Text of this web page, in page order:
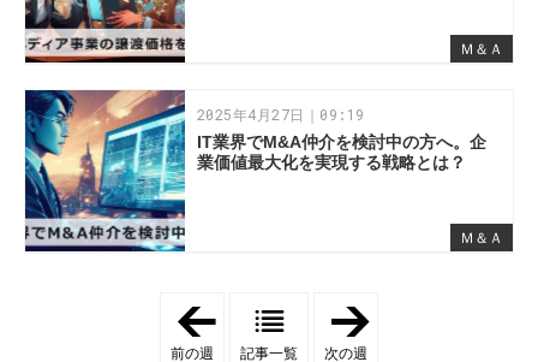
Ｍ＆Ａ
Ｍ＆Ａ
2025年4月27日｜09:19
IT業界でM&A仲介を検討中の方へ。企
業価値最大化を実現する戦略とは？
前の週 記事一覧 次の週